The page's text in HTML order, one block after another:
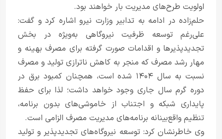
اولویت طرح‌های مدیریت بار خواهند بود.
حلم‌زاده در ادامه به تدابیر وزارت نیرو اشاره کرد و گفت:
علی‌رغم توسعه ظرفیت نیروگاهی به‌ویژه در بخش
تجدیدپذیرها و اقدامات صورت گرفته برای مصرف بهینه و
مهار رشد مصرف که منجر به کاهش ناترازی تولید و مصرف
نسبت به سال ۱۴۰۴ شده است، همچنان کمبود برق در
دوره گرم سال جاری وجود خواهد داشت؛ لذا برای حفظ
پایداری شبکه و اجتناب از خاموشی‌های بدون برنامه،
تنظیم واقع‌بینانه برنامه‌های مدیریت مصرف الزامی است.
وی خاطرنشان کرد: توسعه نیروگاه‌های تجدیدپذیر و تولید